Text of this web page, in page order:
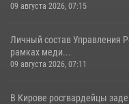
09 августа 2026, 07:15
Личный состав Управления
рамках меди...
09 августа 2026, 07:11
В Кирове росгвардейцы